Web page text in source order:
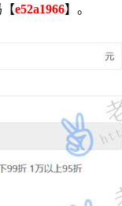
e52a1966】。